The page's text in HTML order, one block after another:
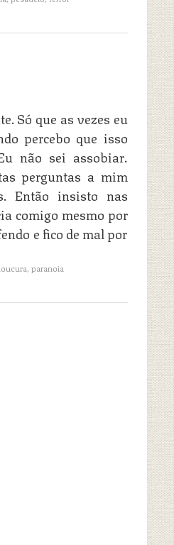
Só que as vezes eu
percebo que isso
não sei assobiar.
perguntas a mim
Então insisto nas
comigo mesmo por
e fico de mal por
, paranoia